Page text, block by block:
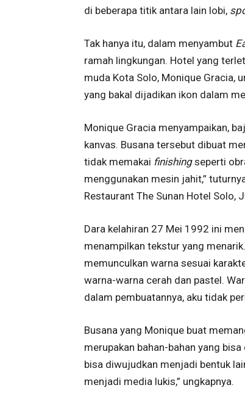
di beberapa titik antara lain lobi,
Tak hanya itu, dalam menyambut
ramah lingkungan. Hotel yang
muda Kota Solo, Monique Gracia,
yang bakal dijadikan ikon dalam
Monique Gracia menyampaikan,
kanvas. Busana tersebut dibuat
tidak memakai finishingseperti
menggunakan mesin jahit,”
Restaurant The Sunan Hotel
Dara kelahiran 27 Mei 1992 ini
menampilkan tekstur yang
memunculkan warna sesuai
warna-warna cerah dan pastel.
dalam pembuatannya, aku tidak
Busana yang Monique buat
merupakan bahan-bahan yang
bisa diwujudkan menjadi bentuk
menjadi media lukis,” ungkapnya.